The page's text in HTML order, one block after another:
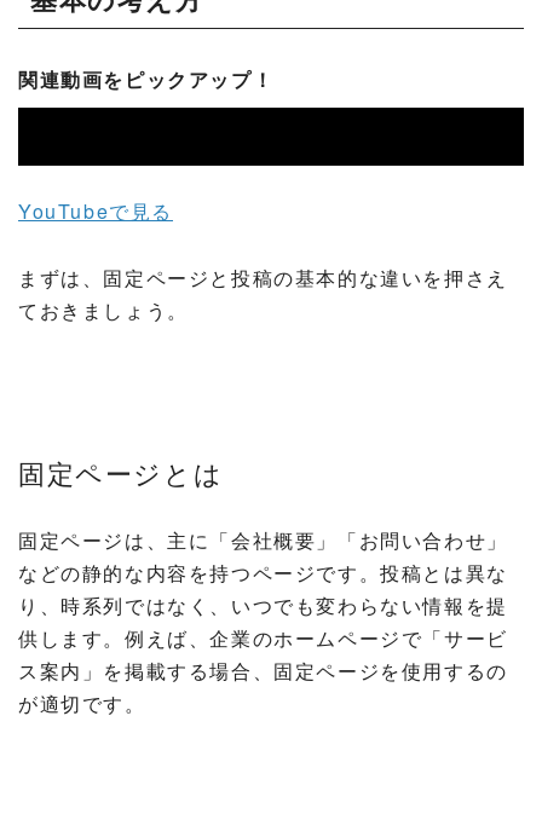
関連動画をピックアップ！
YouTubeで見る
まずは、固定ページと投稿の基本的な違いを押さえ
ておきましょう。
固定ページとは
固定ページは、主に「会社概要」「お問い合わせ」
などの静的な内容を持つページです。投稿とは異な
り、時系列ではなく、いつでも変わらない情報を提
供します。例えば、企業のホームページで「サービ
ス案内」を掲載する場合、固定ページを使用するの
が適切です。